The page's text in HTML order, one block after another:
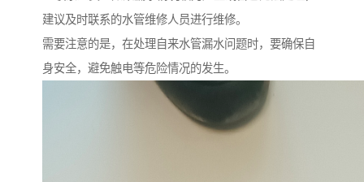
建议及时联系的水管维修人员进行维修。
需要注意的是，在处理自来水管漏水问题时，要确保自
身安全，避免触电等危险情况的发生。